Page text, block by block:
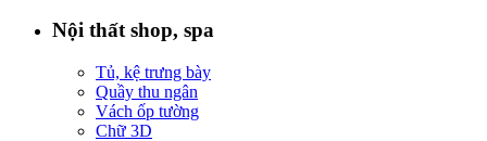
Nội thất shop, spa
Tủ, kệ trưng bày
Quầy thu ngân
Vách ốp tường
Chữ 3D